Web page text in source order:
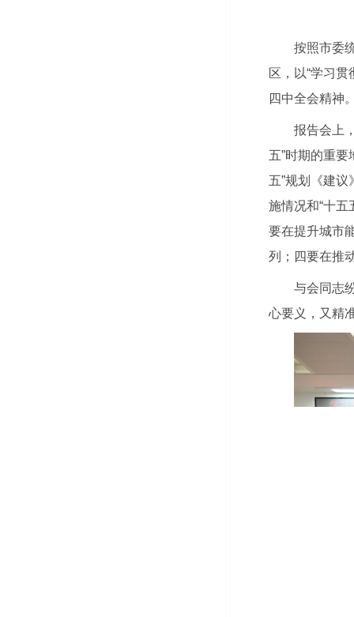
按照市委
区，以“学习
四中全会精神
报告会上
五”时期的重
五”规划《建议
施情况和“十五
要在提升城市
列；四要在推
与会同志
心要义，又精